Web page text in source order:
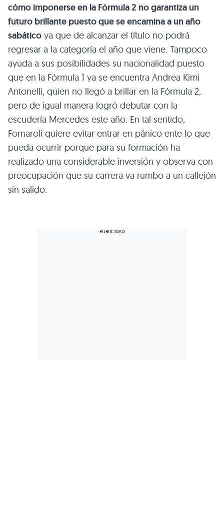
cómo imponerse en la Fórmula 2 no garantiza un
futuro brillante puesto que se encamina a un año
sabático ya que de alcanzar el título no podrá
regresar a la categoría el año que viene. Tampoco
ayuda a sus posibilidades su nacionalidad puesto
que en la Fórmula 1 ya se encuentra Andrea Kimi
Antonelli, quien no llegó a brillar en la Fórmula 2,
pero de igual manera logró debutar con la
escudería Mercedes este año. En tal sentido,
Fornaroli quiere evitar entrar en pánico ente lo que
pueda ocurrir porque para su formación ha
realizado una considerable inversión y observa con
preocupación que su carrera va rumbo a un callejón
sin salido.